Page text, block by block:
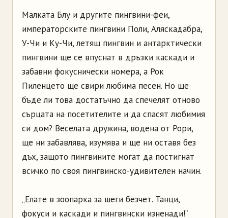
Малката Блу и другите пингвини-феи,
императорските пингвини Поли, Аляскадабра,
У-Чи и Ку-Чи, летящ пингвин и антарктически
пингвини ще се впуснат в дръзки каскади и
забавни фокуснически номера, а Рок
Пиленцето ще свири любима песен. Но ще
бъде ли това достатъчно да спечелят отново
сърцата на посетителите и да спасят любимия
си дом? Веселата дружина, водена от Рори,
ще ни забавлява, изумява и ще ни оставя без
дъх, защото пингвините могат да постигнат
всичко по своя пингвинско-удивителен начин.
„Елате в зоопарка за шеги безчет. Танци,
фокуси и каскади и пингвински изненади!“